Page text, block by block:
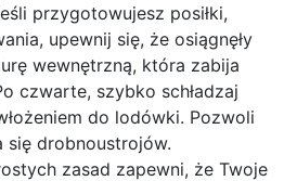
przygotowujesz posiłki,
upewnij się, że osiągnęły
wewnętrzną, która zabija
czwarte, szybko schładzaj
do lodówki. Pozwoli
się drobnoustrojów.
zasad zapewni, że Twoje